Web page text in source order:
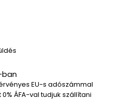
ban
EU-s adószámmal
ÁFA-val tudjuk szállítani